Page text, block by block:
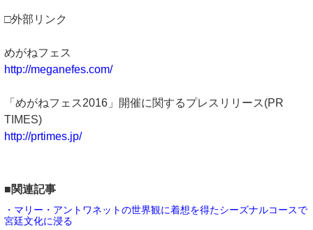
□外部リンク
めがねフェス
http://meganefes.com/
「めがねフェス2016」開催に関するプレスリリース(PR
TIMES)
http://prtimes.jp/
■関連記事
・マリー・アントワネットの世界観に着想を得たシーズナルコースで
宮廷文化に浸る